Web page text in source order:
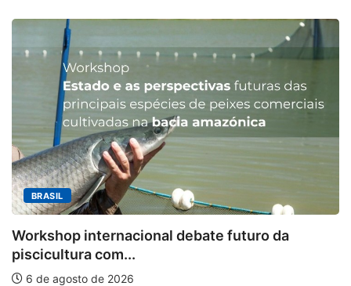
BRASIL
Workshop internacional debate futuro da
piscicultura com...
6 de agosto de 2026